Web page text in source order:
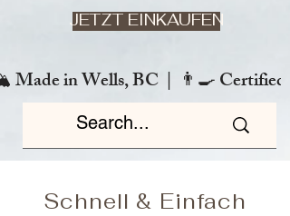
JETZT EINKAUFEN
in Wells, BC  |  👨‍🍳 Certified
Schnell & Einfach